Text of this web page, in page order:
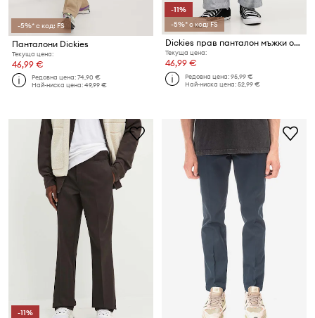
-5%* с код: FS
Панталони Dickies
Текуща цена:
46,99 €
Редовна цена:74,90 €
Най-ниска цена:49,99 €
-11%
-5%* с код: FS
Dickies прав панталон мъжки от памук
Текуща цена:
46,99 €
Редовна цена:95,99 €
Най-ниска цена:52,99 €
-11%